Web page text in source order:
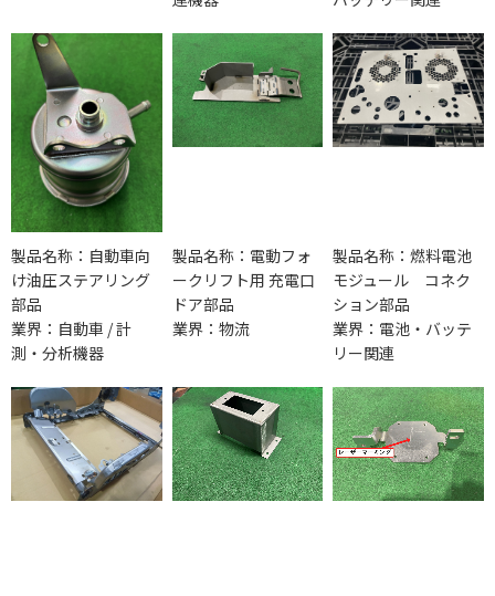
製品名称：自動車向
け油圧ステアリング
部品
業界：自動車 / 計
測・分析機器
製品名称：電動フォ
ークリフト用 充電口
ドア部品
業界：物流
製品名称：燃料電池
モジュール コネク
ション部品
業界：電池・バッテ
リー関連